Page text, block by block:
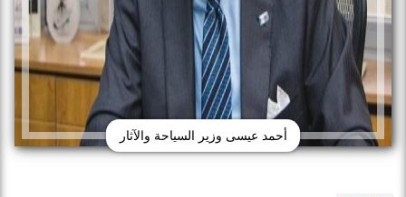
أحمد عيسى وزير السياحة والآثار